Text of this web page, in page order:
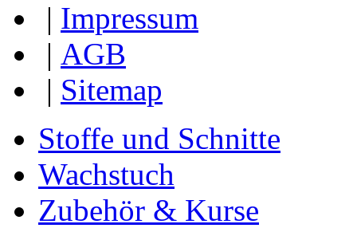
| Impressum
| AGB
| Sitemap
Stoffe und Schnitte
Wachstuch
Zubehör & Kurse